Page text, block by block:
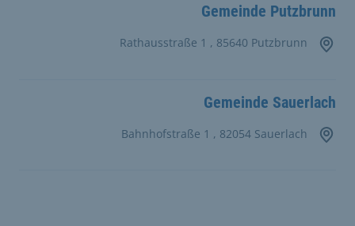
Gemeinde Putzbrunn
Gemeinde Sauerlach